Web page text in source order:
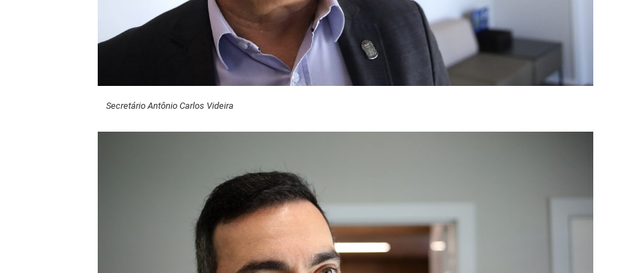
Secretário Antônio Carlos Videira